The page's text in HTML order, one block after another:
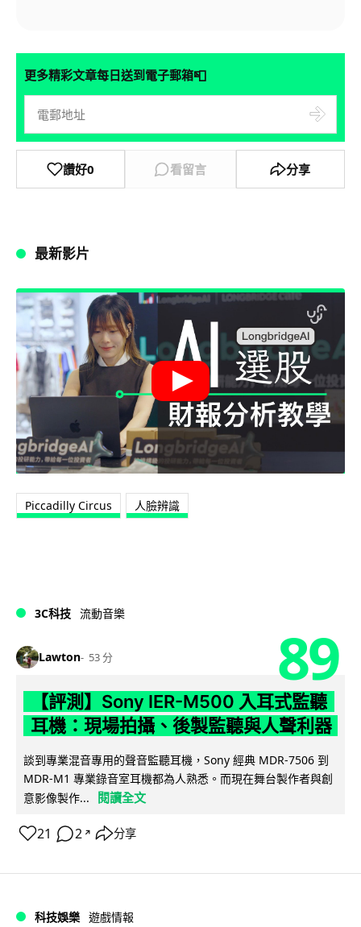
更多精彩文章每日送到電子郵箱📮
讚好0 看留言 分享
最新影片
Piccadilly Circus 人臉辨識
3C科技 流動音樂
Lawton 53 分 89
【評測】Sony IER-M500 入耳式監聽
耳機：現場拍攝、後製監聽與人聲利器
談到專業混音專用的聲音監聽耳機，Sony 經典 MDR-7506 到
MDR-M1 專業錄音室耳機都為人熟悉。而現在舞台製作者與創
意影像製作...
閱讀全文
21 2 ↗ 分享
科技娛樂 遊戲情報